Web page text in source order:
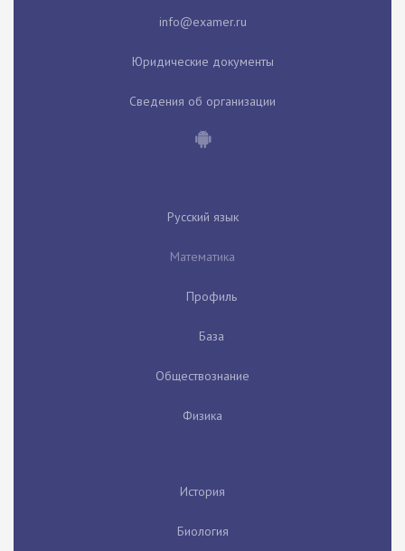
Юридические документы
Сведения об организации
Русский язык
Математика
Профиль
База
Обществознание
Физика
История
Биология